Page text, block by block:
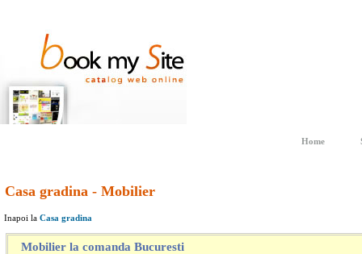
Home
Casa gradina - Mobilier
Inapoi la Casa gradina
Mobilier la comanda Bucuresti